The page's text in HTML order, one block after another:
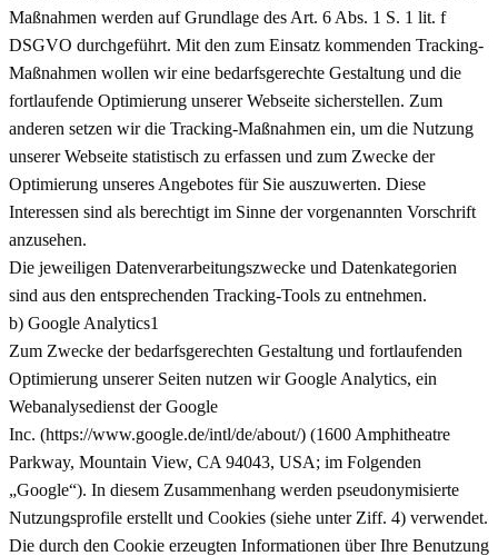
Maßnahmen werden auf Grundlage des Art. 6 Abs. 1 S. 1 lit. f
DSGVO durchgeführt. Mit den zum Einsatz kommenden Tracking-
Maßnahmen wollen wir eine bedarfsgerechte Gestaltung und die
fortlaufende Optimierung unserer Webseite sicherstellen. Zum
anderen setzen wir die Tracking-Maßnahmen ein, um die Nutzung
unserer Webseite statistisch zu erfassen und zum Zwecke der
Optimierung unseres Angebotes für Sie auszuwerten. Diese
Interessen sind als berechtigt im Sinne der vorgenannten Vorschrift
anzusehen.
Die jeweiligen Datenverarbeitungszwecke und Datenkategorien
sind aus den entsprechenden Tracking-Tools zu entnehmen.
b) Google Analytics1
Zum Zwecke der bedarfsgerechten Gestaltung und fortlaufenden
Optimierung unserer Seiten nutzen wir Google Analytics, ein
Webanalysedienst der Google
Inc. (https://www.google.de/intl/de/about/) (1600 Amphitheatre
Parkway, Mountain View, CA 94043, USA; im Folgenden
„Google“). In diesem Zusammenhang werden pseudonymisierte
Nutzungsprofile erstellt und Cookies (siehe unter Ziff. 4) verwendet.
Die durch den Cookie erzeugten Informationen über Ihre Benutzung